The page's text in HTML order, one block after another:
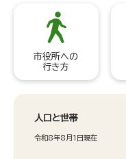
市役所への
行き方
人口と世帯
令和8年8月1日現在